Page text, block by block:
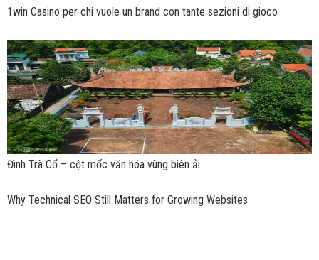
1win Casino per chi vuole un brand con tante sezioni di gioco
Đình Trà Cổ – cột mốc văn hóa vùng biên ải
Why Technical SEO Still Matters for Growing Websites